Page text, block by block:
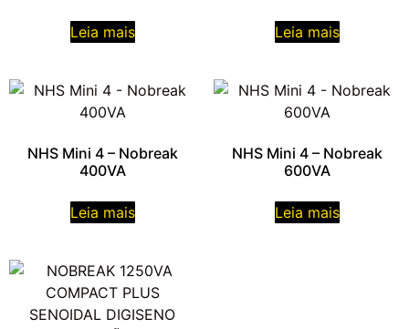
Leia mais Leia mais
NHS Mini 4 – Nobreak
400VA
Leia mais
NHS Mini 4 – Nobreak
600VA
Leia mais